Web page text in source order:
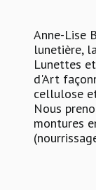
Anne-Lise
lunetière,
Lunettes
d'Art
cellulose
Nous
montures